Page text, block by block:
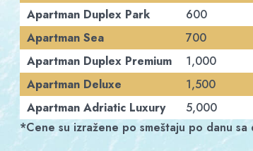
Apartman Duplex Park
600
Apartman Sea
700
Apartman Duplex Premium
1,000
Apartman Deluxe
1,500
Apartman Adriatic Luxury
5,000
*Cene su izražene po smeštaju po danu sa